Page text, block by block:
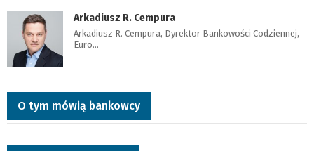
Arkadiusz R. Cempura
Arkadiusz R. Cempura, Dyrektor Bankowości Codziennej,
Euro…
O tym mówią bankowcy